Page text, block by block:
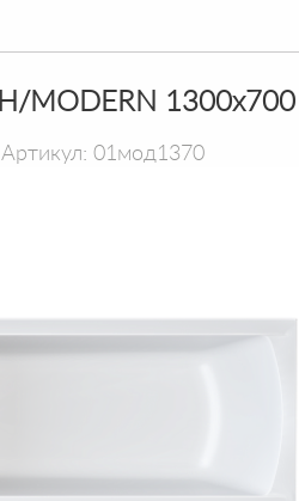
MODERN
Артикул: 01мод1370